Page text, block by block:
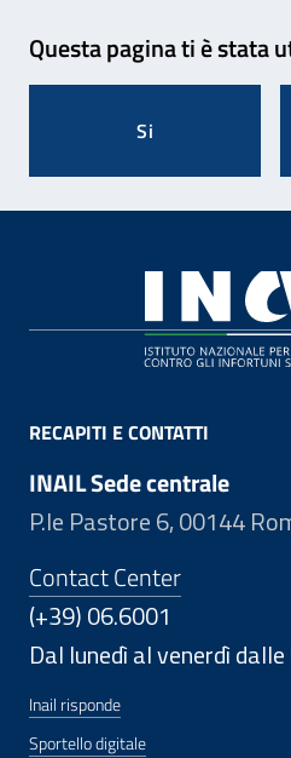
Questa pagina ti è stata
Si
RECAPITI E CONTATTI
INAIL Sede centrale
P.le Pastore 6, 00144
Contact Center
(+39) 06.6001
Dal lunedì al venerdì
Inail risponde
Sportello digitale